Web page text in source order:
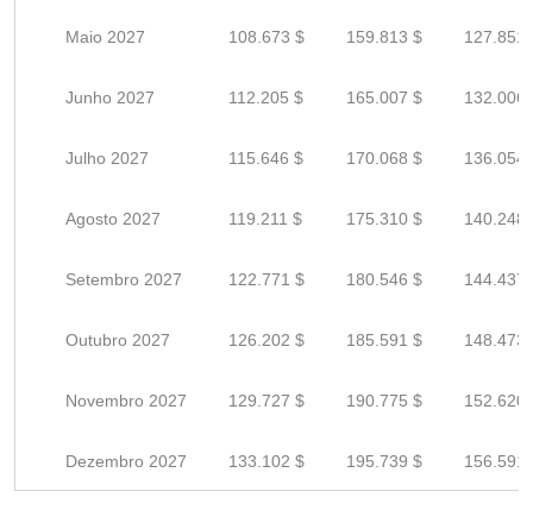
Maio 2027 108.673 $ 159.813 $ 127.851
Junho 2027 112.205 $ 165.007 $ 132.006
Julho 2027 115.646 $ 170.068 $ 136.054
Agosto 2027 119.211 $ 175.310 $ 140.248
Setembro 2027 122.771 $ 180.546 $ 144.437
Outubro 2027 126.202 $ 185.591 $ 148.473
Novembro 2027 129.727 $ 190.775 $ 152.620
Dezembro 2027 133.102 $ 195.739 $ 156.591